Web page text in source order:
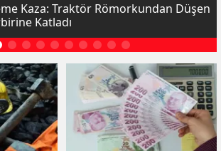
Kaza: Traktör Römorkundan Düşen
Katladı